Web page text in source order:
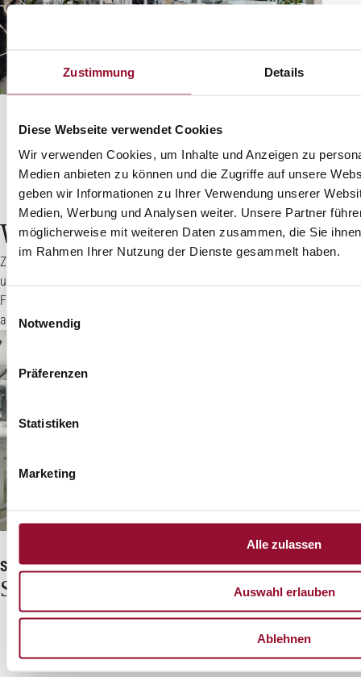
Zustimmung Details
Diese Webseite verwendet Cookies
Wir verwenden Cookies, um Inhalte und Anzeigen zu
Medien anbieten zu können und die Zugriffe auf unsere
geben wir Informationen zu Ihrer Verwendung unserer
Medien, Werbung und Analysen weiter. Unsere Partner
möglicherweise mit weiteren Daten zusammen, die Sie
im Rahmen Ihrer Nutzung der Dienste gesammelt haben.
Notwendig
Präferenzen
Statistiken
Marketing
Alle zulassen
Auswahl erlauben
Ablehnen
Weitere Projekte.
Zur Inspiration finden Sie hier weitere Projektbeispiele mit
unseren Trennwand-, Akustik- und Raum-in-Raum-Lösungen.
Folgen Sie uns gerne auch auf den Social Media Kanälen und
abonnieren Sie unseren Newsletter!
System 2000, 3400, 7400
Sparkasse Trier
System 3400
TPA, Wien